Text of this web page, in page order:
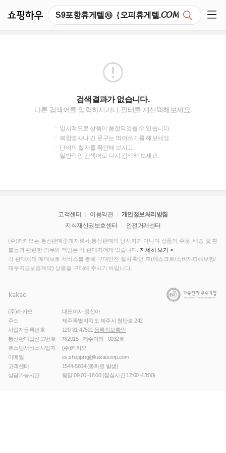
검색결과가 없습니다.
다른 검색어를 입력하시거나 필터를 재선택해보세요.
일시적으로 상품이 품절되었을 수 있습니다.
복합명사나 긴 문구는 띄어쓰기를 해보세요.
단어의 철자를 확인해 보시고,
일반적인 검색어로 다시 검색해 보세요.
고객센터 이용약관
개인정보처리방침
지식재산권보호센터
안전거래센터
(주)카카오는 통신판매중개자로서 통신판매의 당사자가 아니며 상품의 주문, 배송 및 환
불등과 관련한 의무와 책임은 각 판매자에게 있습니다. 자세히 보기 >
각 판매처의 매매보호 서비스를 통해 구매안전 절차 확인 후(에스크로/소비자피해보험/
재무지금보증계약) 상품을 구매해 주시기 바랍니다.
(주)카카오
대표이사 정신아
주소
제주특별자치도 제주시 첨단로 242
사업자등록번호
120-81-47521 등록정보확인
통신판매업신고번호
제2015 - 제주아라 - 0032호
호스팅서비스사업자
(주)카카오
이메일
cs.shopping@kakaocorp.com
고객센터
1544-5664(통화료 발생)
상담가능시간
평일 09:00~18:00 (점심시간 12:00~13:00)